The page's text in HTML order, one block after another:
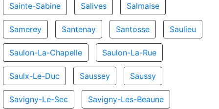
Sainte-Sabine Salives Salmaise
Samerey Santenay Santosse Saulieu
Saulon-La-Chapelle Saulon-La-Rue
Saulx-Le-Duc Saussey Saussy
Savigny-Le-Sec Savigny-Les-Beaune